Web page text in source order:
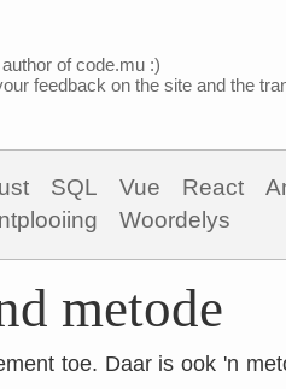
of code.mu :)
feedback on the site and the
SQL Vue React
Woordelys
metode
toe. Daar is ook 'n